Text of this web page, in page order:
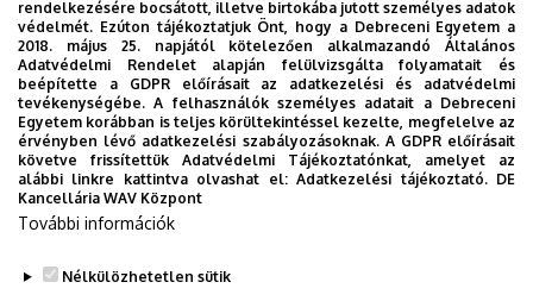
Egyetem új applikációját, melyet hallgatói számára
készített. Az alkalmazás bevezetésével célunk, hogy
segítsünk eligazodni az egyetemi mindennapokban, a
tanulmányaiddal kapcsolatban gyorsan elérhető
információkat biztosítsunk, útmutatót adjunk az egyetemi
évek során felmerülő helyzetekkel, kérdésekkel
kapcsolatban, továbbá „zsebközelbe” hozzuk az Egyetem
és Debrecen város kulturális és sport életét.
rendelkezésére bocsátott, illetve birtokába jutott személyes adatok
védelmét. Ezúton tájékoztatjuk Önt, hogy a Debreceni Egyetem a
2018. május 25. napjától kötelezően alkalmazandó Általános
Adatvédelmi Rendelet alapján felülvizsgálta folyamatait és
beépítette a GDPR előírásait az adatkezelési és adatvédelmi
tevékenységébe. A felhasználók személyes adatait a Debreceni
Egyetem korábban is teljes körültekintéssel kezelte, megfelelve az
érvényben lévő adatkezelési szabályozásoknak. A GDPR előírásait
követve frissítettük Adatvédelmi Tájékoztatónkat, amelyet az
alábbi linkre kattintva olvashat el:Adatkezelési tájékoztató. DE
Kancellária WAV Központ
További információk
Nélkülözhetetlen sütik